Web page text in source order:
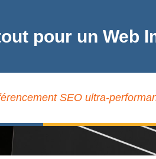
pour un Web
SEO ultra-